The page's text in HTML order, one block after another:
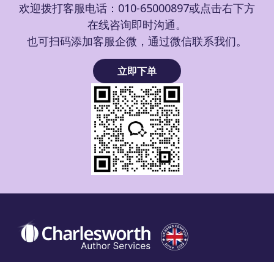
欢迎拨打客服电话：010-65000897或点击右下方
在线咨询即时沟通。
也可扫码添加客服企微，通过微信联系我们。
立即下单